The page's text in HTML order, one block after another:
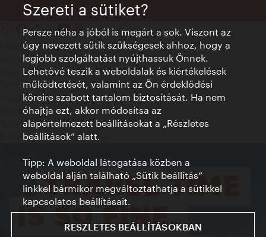
Kapcsolat
Credits
Adatvédelmi nyilatkozat
Terms of Use
Megközelíthetőség
Sajtókapcsolat
Sütik beállítása
© Copyright WienTourismus
Szereti a sütiket?
Persze néha a jóból is megárt a sok. Viszont az
úgy nevezett sütik szükségesek ahhoz, hogy a
legjobb szolgáltatást nyújthassuk Önnek.
Lehetővé teszik a weboldalak és kiértékelések
működtetését, valamint az Ön érdeklődési
köreire szabott tartalom biztosítását. Ha nem
óhajtja ezt, akkor módosítsa az
alapértelmezett beállításokat a „Részletes
beállítások“ alatt.
Tipp: A weboldal látogatása közben a
weboldal alján található „Sütik beállítás”
linkkel bármikor megváltoztathatja a sütikkel
kapcsolatos beállításait.
RESZLETES BEÁLLÍTÁSOKBAN